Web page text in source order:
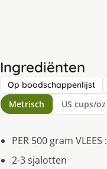
Ingrediënten
Op boodschappenlijst
Metrisch US cups/oz
PER 500 gram VLEES :
2-3 sjalotten